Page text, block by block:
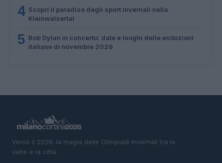
4 Scopri il paradiso degli sport invernali nella
Kleinwalsertal
5 Bob Dylan in concerto: date e luoghi delle esibizioni
italiane di novembre 2026
Verso il 2026: la magia delle Olimpiadi invernali tra le
vette e la città.